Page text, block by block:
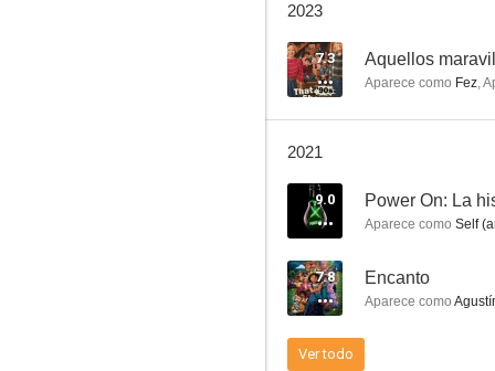
2023
7.3 Aquellos
Aparece como Fez,
2021
9.0 Power On: La
Aparece como Self
7.8 Encanto
Aparece como
Ver todo